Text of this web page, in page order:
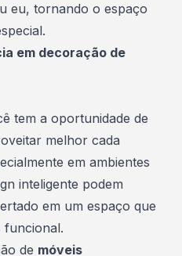
eu, tornando o espaço
em decoração de
tem a oportunidade de
melhor cada
em ambientes
inteligente podem
em um espaço que
funcional.
de móveis